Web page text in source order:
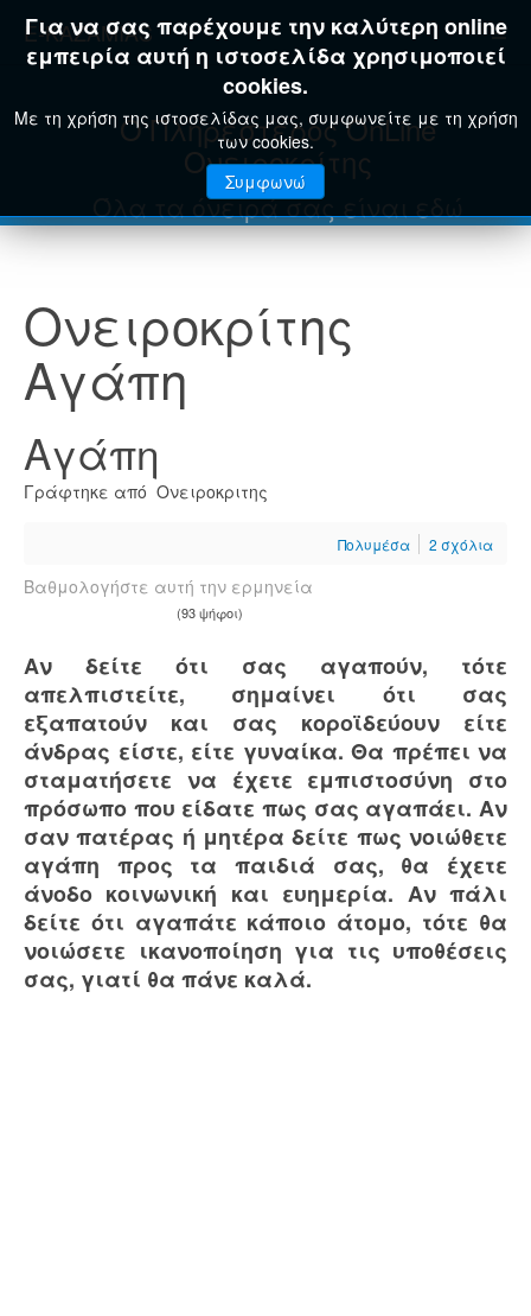
E-KAZAMIAS
Για να σας παρέχουμε την καλύτερη online
εμπειρία αυτή η ιστοσελίδα χρησιμοποιεί
cookies.
Με τη χρήση της ιστοσελίδας μας, συμφωνείτε με τη χρήση
των cookies.
Συμφωνώ
Ο Πληρέστερος OnLine
Ονειροκρίτης
Όλα τα όνειρά σας είναι εδώ
Ονειροκρίτης
Αγάπη
Αγάπη
Γράφτηκε από Ονειροκριτης
Πολυμέσα 2 σχόλια
Βαθμολογήστε αυτή την ερμηνεία
(93 ψήφοι)
Αν δείτε ότι σας αγαπούν, τότε
απελπιστείτε, σημαίνει ότι σας
εξαπατούν και σας κοροϊδεύουν είτε
άνδρας είστε, είτε γυναίκα. Θα πρέπει να
σταματήσετε να έχετε εμπιστοσύνη στο
πρόσωπο που είδατε πως σας αγαπάει. Αν
σαν πατέρας ή μητέρα δείτε πως νοιώθετε
αγάπη προς τα παιδιά σας, θα έχετε
άνοδο κοινωνική και ευημερία. Αν πάλι
δείτε ότι αγαπάτε κάποιο άτομο, τότε θα
νοιώσετε ικανοποίηση για τις υποθέσεις
σας, γιατί θα πάνε καλά.